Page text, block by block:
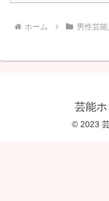
ホーム 男性芸能
芸能
© 2023